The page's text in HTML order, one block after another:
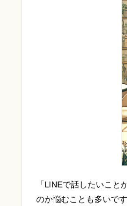
「LINEで話したいこ
のか悩むことも多いです